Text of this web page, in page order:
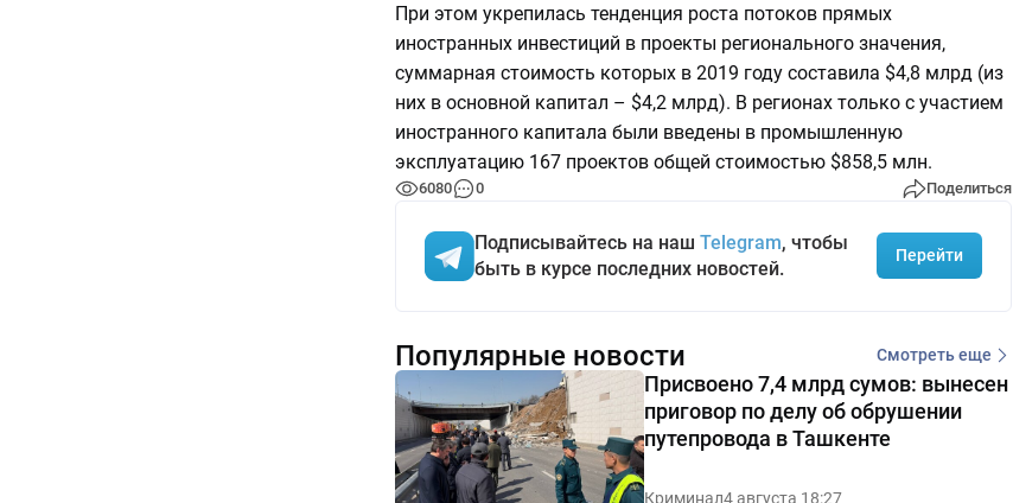
При этом укрепилась тенденция роста потоков прямых
иностранных инвестиций в проекты регионального значения,
суммарная стоимость которых в 2019 году составила $4,8 млрд (из
них в основной капитал – $4,2 млрд). В регионах только с участием
иностранного капитала были введены в промышленную
эксплуатацию 167 проектов общей стоимостью $858,5 млн.
6080 0 Поделиться
Подписывайтесь на наш Telegram, чтобы
быть в курсе последних новостей.
Перейти
Популярные новости Смотреть еще
Присвоено 7,4 млрд сумов: вынесен
приговор по делу об обрушении
путепровода в Ташкенте
Криминал4 августа 18:27